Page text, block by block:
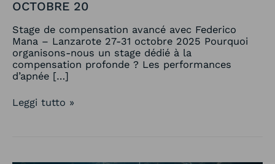
OCTOBRE 20
Stage de compensation avancé avec Federico
Mana – Lanzarote 27-31 octobre 2025 Pourquoi
organisons-nous un stage dédié à la
compensation profonde ? Les performances
d’apnée […]
Leggi tutto »